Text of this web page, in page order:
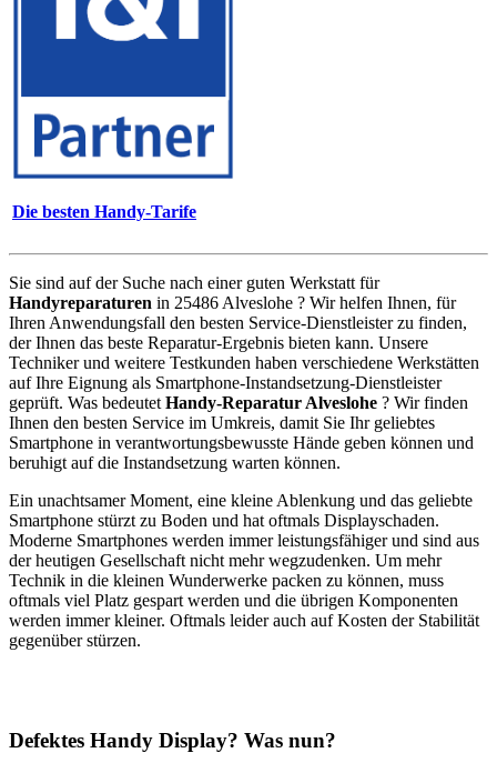
Die besten Handy-Tarife
Sie sind auf der Suche nach einer guten Werkstatt für
Handyreparaturen in 25486 Alveslohe ? Wir helfen Ihnen, für
Ihren Anwendungsfall den besten Service-Dienstleister zu finden,
der Ihnen das beste Reparatur-Ergebnis bieten kann. Unsere
Techniker und weitere Testkunden haben verschiedene Werkstätten
auf Ihre Eignung als Smartphone-Instandsetzung-Dienstleister
geprüft. Was bedeutet Handy-Reparatur Alveslohe ? Wir finden
Ihnen den besten Service im Umkreis, damit Sie Ihr geliebtes
Smartphone in verantwortungsbewusste Hände geben können und
beruhigt auf die Instandsetzung warten können.
Ein unachtsamer Moment, eine kleine Ablenkung und das geliebte
Smartphone stürzt zu Boden und hat oftmals Displayschaden.
Moderne Smartphones werden immer leistungsfähiger und sind aus
der heutigen Gesellschaft nicht mehr wegzudenken. Um mehr
Technik in die kleinen Wunderwerke packen zu können, muss
oftmals viel Platz gespart werden und die übrigen Komponenten
werden immer kleiner. Oftmals leider auch auf Kosten der Stabilität
gegenüber stürzen.
Defektes Handy Display? Was nun?